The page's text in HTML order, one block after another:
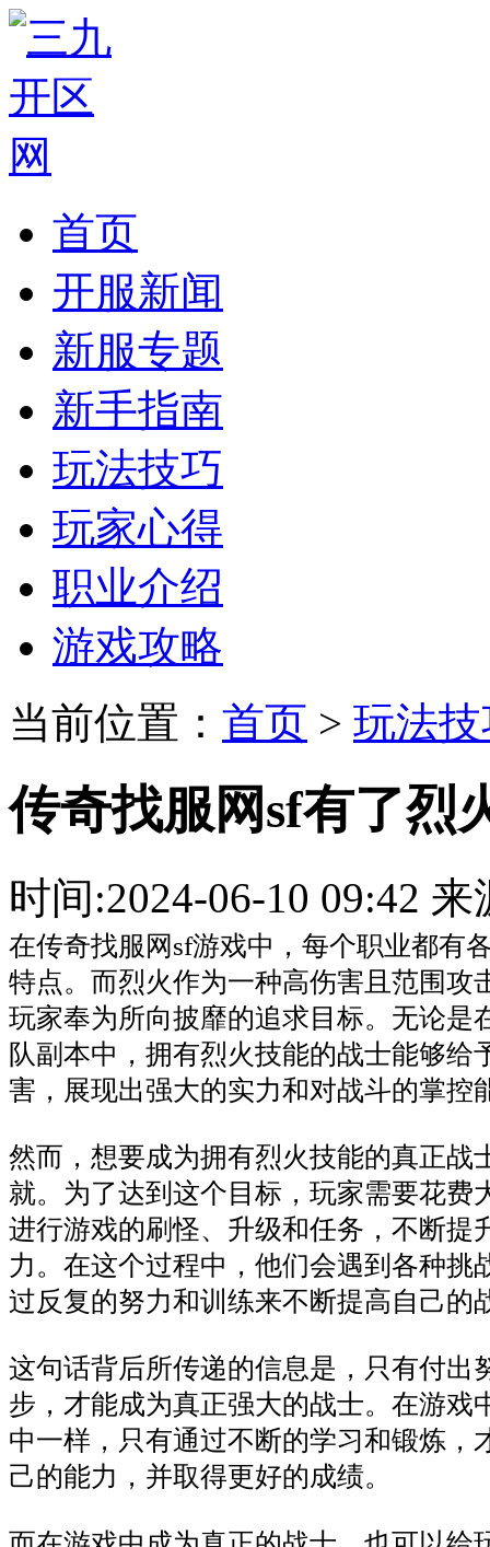
首页
开服新闻
新服专题
新手指南
玩法技巧
玩家心得
职业介绍
游戏攻略
当前位置： 首页 > 玩法
传奇找服网sf有了烈
时间:2024-06-10 09:42
在传奇找服网sf游戏中，每个职业都有
特点。而烈火作为一种高伤害且范围攻
玩家奉为所向披靡的追求目标。无论是
队副本中，拥有烈火技能的战士能够给
害，展现出强大的实力和对战斗的掌控
然而，想要成为拥有烈火技能的真正战
就。为了达到这个目标，玩家需要花费
进行游戏的刷怪、升级和任务，不断提
力。在这个过程中，他们会遇到各种挑
过反复的努力和训练来不断提高自己的
这句话背后所传递的信息是，只有付出
步，才能成为真正强大的战士。在游戏
中一样，只有通过不断的学习和锻炼，
己的能力，并取得更好的成绩。